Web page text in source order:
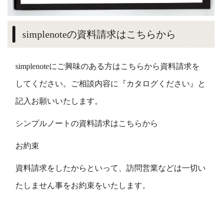
simplenoteの資料請求はこちらから
simplenoteにご興味のある方はこちらから資料請求を
してください。ご相談内容に『カタログください』と
記入お願いいたします。
シンプルノートの資料請求はこちらから
お約束
資料請求をしたからといって、訪問営業などは一切い
たしません事をお約束をいたします。